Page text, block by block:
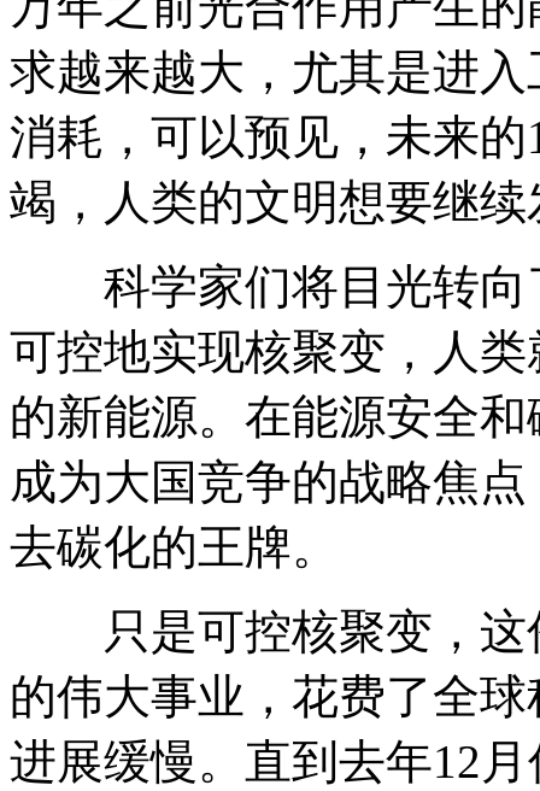
求越来越大，尤其是进
消耗，可以预见，未来
竭，人类的文明想要继
科学家们将目光转向
可控地实现核聚变，人
的新能源。在能源安全
成为大国竞争的战略焦
去碳化的王牌。
只是可控核聚变，这
的伟大事业，花费了全
进展缓慢。直到去年12